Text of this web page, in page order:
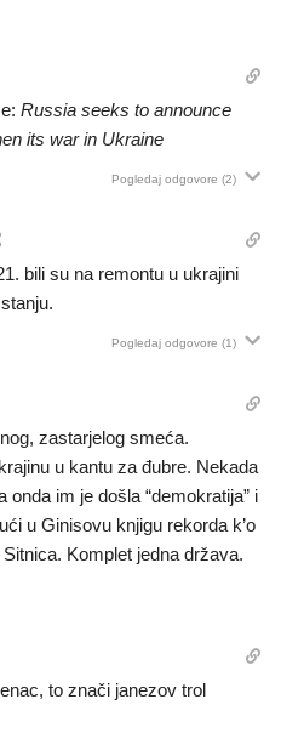
Russia seeks to announce
its war in Ukraine
Pogledaj odgovore (2)
bili su na remontu u ukrajini
Pogledaj odgovore (1)
zastarjelog smeća.
u kantu za đubre. Nekada
onda im je došla “demokratija” i
u Ginisovu knjigu rekorda k’o
Komplet jedna država.
to znači janezov trol